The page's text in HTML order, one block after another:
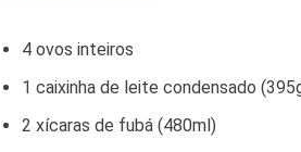
4 ovos inteiros
1 caixinha de leite condensado
2 xícaras de fubá (480ml)